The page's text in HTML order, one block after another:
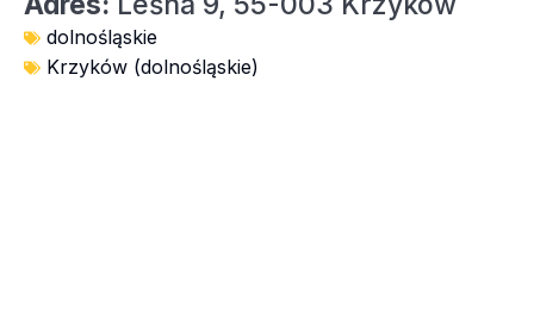
dolnośląskie
Krzyków (dolnośląskie)